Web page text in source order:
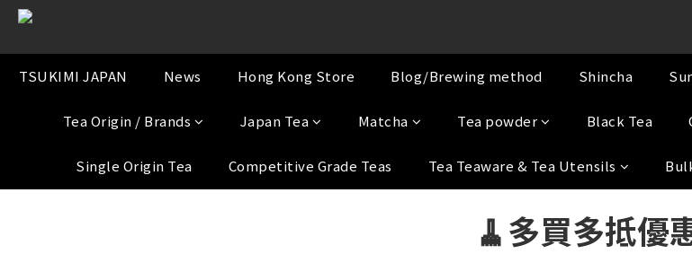
TSUKIMI JAPAN News Hong Kong Store Blog/Brewing method Shincha
Tea Origin / Brands Japan Tea Matcha Tea powder Black Tea
Single Origin Tea Competitive Grade Teas Tea Teaware & Tea Utensils
🧹多買多抵優